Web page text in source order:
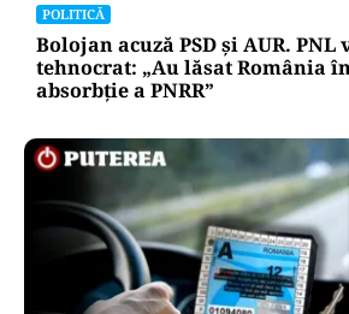
POLITICĂ
Bolojan acuză PSD și AUR.
tehnocrat: „Au lăsat România
absorbţie a PNRR”